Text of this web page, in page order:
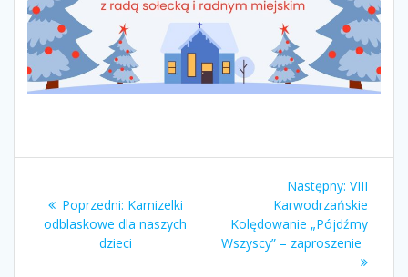
wpisu
Poprzedni: Poprzedni
wpis:
Kamizelki
odblaskowe dla naszych
dzieci
Następny: Następny
wpis:
VIII
Karwodrzańskie
Kolędowanie „Pójdźmy
Wszyscy” – zaproszenie